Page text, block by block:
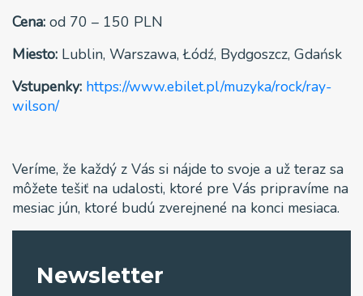
Cena: od 70 – 150 PLN
Miesto: Lublin, Warszawa, Łódź, Bydgoszcz, Gdańsk
Vstupenky: https://www.ebilet.pl/muzyka/rock/ray-
wilson/
Veríme, že každý z Vás si nájde to svoje a už teraz sa
môžete tešiť na udalosti, ktoré pre Vás pripravíme na
mesiac jún, ktoré budú zverejnené na konci mesiaca.
Newsletter